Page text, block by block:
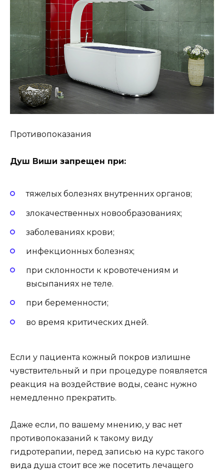
Противопоказания
Душ Виши запрещен при:
тяжелых болезнях внутренних органов;
злокачественных новообразованиях;
заболеваниях крови;
инфекционных болезнях;
при склонности к кровотечениям и
высыпаниях не теле.
при беременности;
во время критических дней.
Если у пациента кожный покров излишне
чувствительный и при процедуре появляется
реакция на воздействие воды, сеанс нужно
немедленно прекратить.
Даже если, по вашему мнению, у вас нет
противопоказаний к такому виду
гидротерапии, перед записью на курс такого
вида душа стоит все же посетить лечащего